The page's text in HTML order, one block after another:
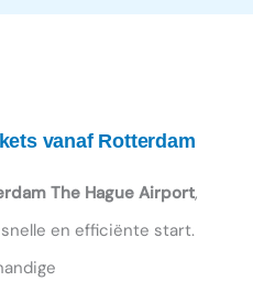
vanaf Rotterdam
The Hague Airport,
en efficiënte start.